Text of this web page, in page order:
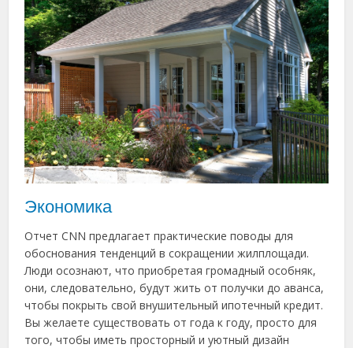
Экономика
Отчет CNN предлагает практические поводы для
обоснования тенденций в сокращении жилплощади.
Люди осознают, что приобретая громадный особняк,
они, следовательно, будут жить от получки до аванса,
чтобы покрыть свой внушительный ипотечный кредит.
Вы желаете существовать от года к году, просто для
того, чтобы иметь просторный и уютный дизайн